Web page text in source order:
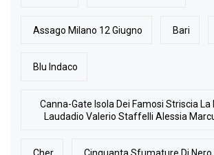
Assago Milano 12 Giugno Bari
Blu Indaco
Canna-Gate Isola Dei Famosi Striscia
Laudadio Valerio Staffelli Alessia